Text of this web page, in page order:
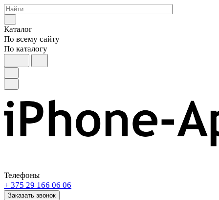
Каталог
По всему сайту
По каталогу
Телефоны
+ 375 29 166 06 06
Заказать звонок